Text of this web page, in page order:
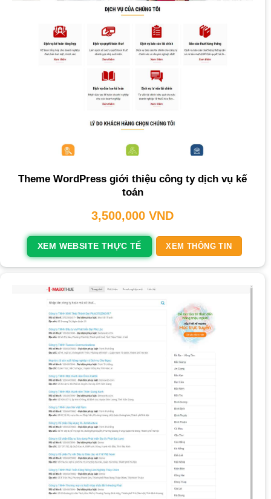
Theme WordPress giới thiệu công ty dịch vụ kế
toán
3,500,000 VND
XEM WEBSITE THỰC TẾ XEM THÔNG TIN